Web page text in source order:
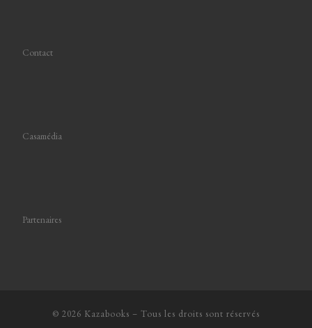
Contact
Casamédia
Partenaires
© 2026 Kazabooks – Tous les droits sont réservés